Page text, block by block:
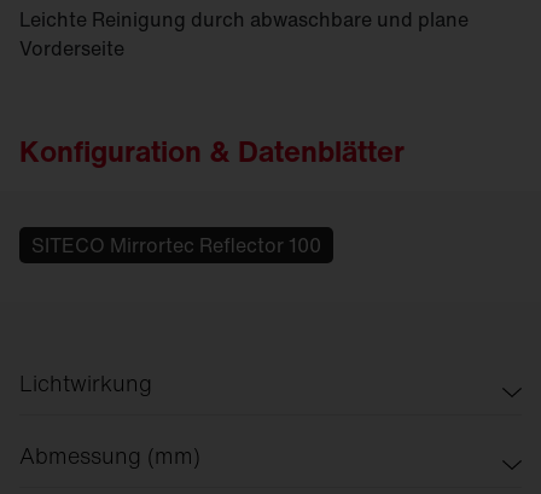
Leichte Reinigung durch abwaschbare und plane
Vorderseite
Konfiguration & Datenblätter
SITECO Mirrortec Reflector 100
Lichtwirkung
asymmetrisch breit strahlend
Abmessung (mm)